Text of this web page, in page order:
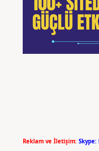
Reklam ve İletişim: Skype: